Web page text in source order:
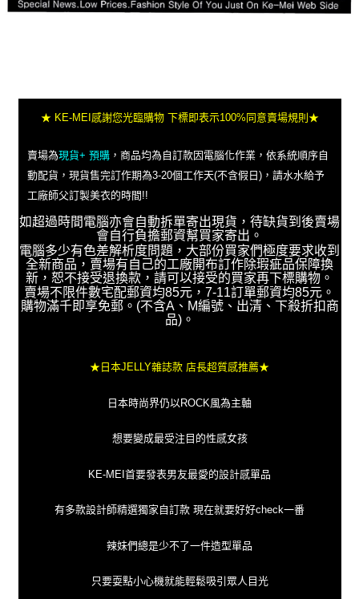
★ KE-MEI感謝您光臨購物 下標即表示100%同意賣場規則★
賣場為現貨+ 預購，商品均為自訂款因電腦化作業，依系統順序自
動配貨，現貨售完訂作期為3-20個工作天(不含假日)，請水水給予
工廠師父訂製美衣的時間!!
如超過時間電腦亦會自動拆單寄出現貨，待缺貨到後賣場
會自行負擔郵資幫買家寄出。
電腦多少有色差解析度問題，大部份買家們極度要求收到
全新商品，賣場有自己的工廠開布訂作除瑕疵品保障換
新，恕不接受退換款，請可以接受的買家再下標購物。
賣場不限件數宅配郵資均85元，7-11訂單郵資均85元。
購物滿千即享免郵。(不含A、M編號、出清、下殺折扣商
品)。
★日本JELLY雜誌款 店長超質感推薦★
日本時尚界仍以ROCK風為主軸
想要變成最受注目的性感女孩
KE-MEI首要發表男友最愛的設計感單品
有多款設計師精選獨家自訂款 現在就要好好check一番
辣妹們總是少不了一件造型單品
只要耍點小心機就能輕鬆吸引眾人目光